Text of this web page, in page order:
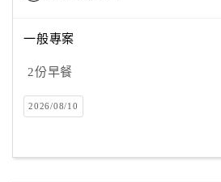
員
戶
客
一般專案
2份早餐
2026/08/10